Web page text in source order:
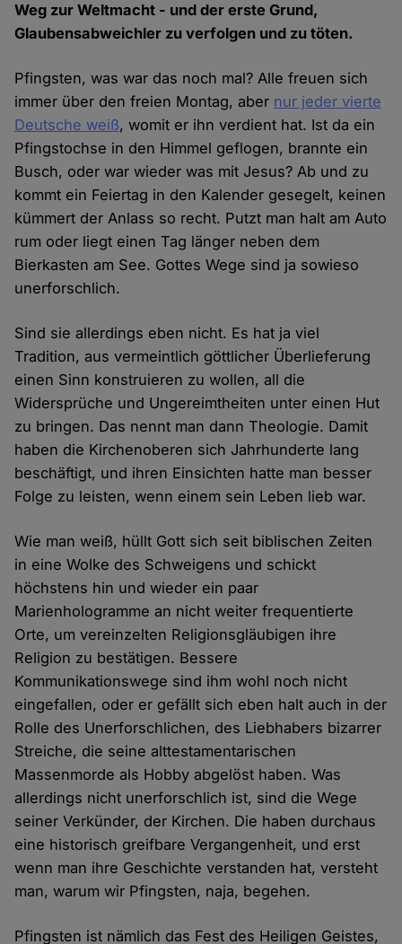
Weg zur Weltmacht - und der erste Grund,
Glaubensabweichler zu verfolgen und zu töten.
Pfingsten, was war das noch mal? Alle freuen sich
immer über den freien Montag, aber nur jeder vierte
Deutsche weiß, womit er ihn verdient hat. Ist da ein
Pfingstochse in den Himmel geflogen, brannte ein
Busch, oder war wieder was mit Jesus? Ab und zu
kommt ein Feiertag in den Kalender gesegelt, keinen
kümmert der Anlass so recht. Putzt man halt am Auto
rum oder liegt einen Tag länger neben dem
Bierkasten am See. Gottes Wege sind ja sowieso
unerforschlich.
Sind sie allerdings eben nicht. Es hat ja viel
Tradition, aus vermeintlich göttlicher Überlieferung
einen Sinn konstruieren zu wollen, all die
Widersprüche und Ungereimtheiten unter einen Hut
zu bringen. Das nennt man dann Theologie. Damit
haben die Kirchenoberen sich Jahrhunderte lang
beschäftigt, und ihren Einsichten hatte man besser
Folge zu leisten, wenn einem sein Leben lieb war.
Wie man weiß, hüllt Gott sich seit biblischen Zeiten
in eine Wolke des Schweigens und schickt
höchstens hin und wieder ein paar
Marienhologramme an nicht weiter frequentierte
Orte, um vereinzelten Religionsgläubigen ihre
Religion zu bestätigen. Bessere
Kommunikationswege sind ihm wohl noch nicht
eingefallen, oder er gefällt sich eben halt auch in der
Rolle des Unerforschlichen, des Liebhabers bizarrer
Streiche, die seine alttestamentarischen
Massenmorde als Hobby abgelöst haben. Was
allerdings nicht unerforschlich ist, sind die Wege
seiner Verkünder, der Kirchen. Die haben durchaus
eine historisch greifbare Vergangenheit, und erst
wenn man ihre Geschichte verstanden hat, versteht
man, warum wir Pfingsten, naja, begehen.
Pfingsten ist nämlich das Fest des Heiligen Geistes,